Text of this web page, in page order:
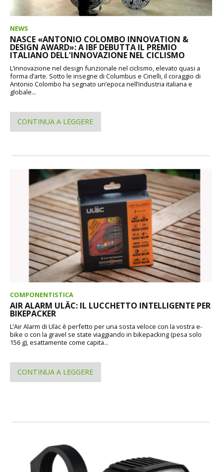
NEWS
NASCE «ANTONIO COLOMBO INNOVATION &
DESIGN AWARD»: A IBF DEBUTTA IL PREMIO
ITALIANO DELL'INNOVAZIONE NEL CICLISMO
L’innovazione nel design funzionale nel ciclismo, elevato quasi a
forma d’arte. Sotto le insegne di Columbus e Cinelli, il coraggio di
Antonio Colombo ha segnato un’epoca nell’industria italiana e
globale...
CONTINUA A LEGGERE
COMPONENTISTICA
AIR ALARM ULÄC: IL LUCCHETTO INTELLIGENTE PER
BIKEPACKER
L’Air Alarm di Uläc è perfetto per una sosta veloce con la vostra e-
bike o con la gravel se state viaggiando in bikepacking (pesa solo
156 g), esattamente come capita...
CONTINUA A LEGGERE